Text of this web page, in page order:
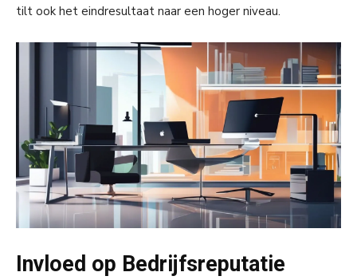
tilt ook het eindresultaat naar een hoger niveau.
Invloed op Bedrijfsreputatie